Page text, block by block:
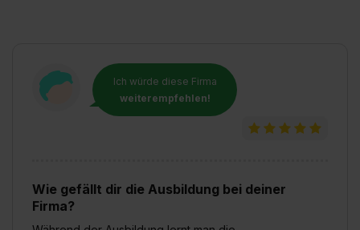
Ich würde diese Firma
weiterempfehlen!
Wie gefällt dir die Ausbildung bei deiner
Firma?